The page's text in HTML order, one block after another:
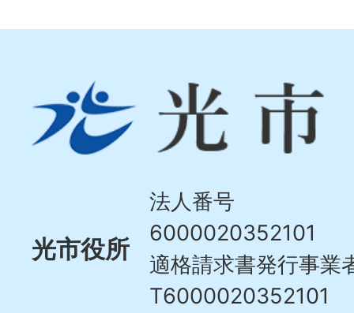
市
Hikari
光市役所
法人番号
6000020352101
適格請求書発行事業
T6000020352101